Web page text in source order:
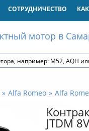
СОТРУДНИЧЕСТВО
мотор в
Alfa Romeo Alfa
JTDM 8V